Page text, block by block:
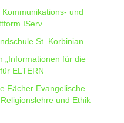
und
IServ
St. Korbinian
„Informationen für die
ELTERN
Fächer Evangelische
und Ethik